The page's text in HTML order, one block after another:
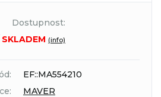
Dostupnost:
SKLADEM (info)
EF::MA554210
MAVER